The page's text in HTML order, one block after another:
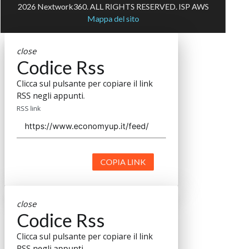
2026 Nextwork360. ALL RIGHTS RESERVED. ISP AWS
Mappa del sito
close
Codice Rss
Clicca sul pulsante per copiare il link
RSS negli appunti.
RSS link
COPIA LINK
close
Codice Rss
Clicca sul pulsante per copiare il link